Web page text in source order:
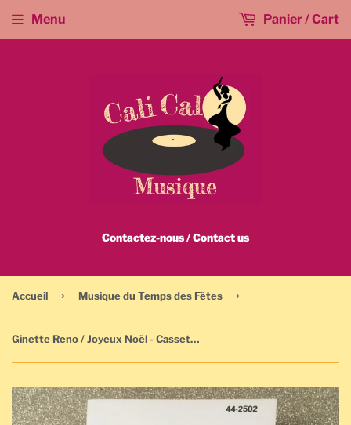
Contactez-nous / Contact us
Menu Panier / Cart
Accueil › Musique du Temps des Fêtes ›
Ginette Reno / Joyeux Noël - Cassette - Musique de Noël